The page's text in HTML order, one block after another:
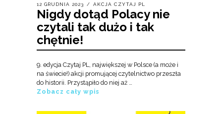
12 GRUDNIA 2023 AKCJA CZYTAJ PL
Nigdy dotąd Polacy nie
czytali tak dużo i tak
chętnie!
9. edycja Czytaj PL, największej w Polsce (a może i
na świecie!) akcji promującej czytelnictwo przeszła
do historii. Przystąpiło do niej aż …
Zobacz cały wpis